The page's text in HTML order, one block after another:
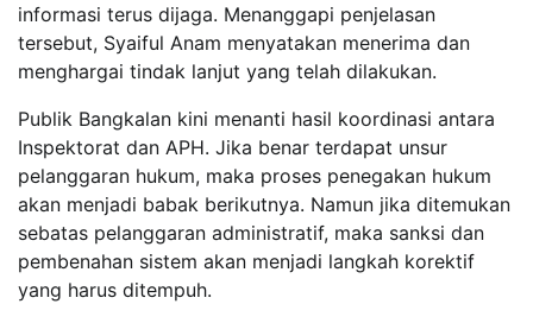
informasi terus dijaga. Menanggapi penjelasan
tersebut, Syaiful Anam menyatakan menerima dan
menghargai tindak lanjut yang telah dilakukan.
Publik Bangkalan kini menanti hasil koordinasi antara
Inspektorat dan APH. Jika benar terdapat unsur
pelanggaran hukum, maka proses penegakan hukum
akan menjadi babak berikutnya. Namun jika ditemukan
sebatas pelanggaran administratif, maka sanksi dan
pembenahan sistem akan menjadi langkah korektif
yang harus ditempuh.